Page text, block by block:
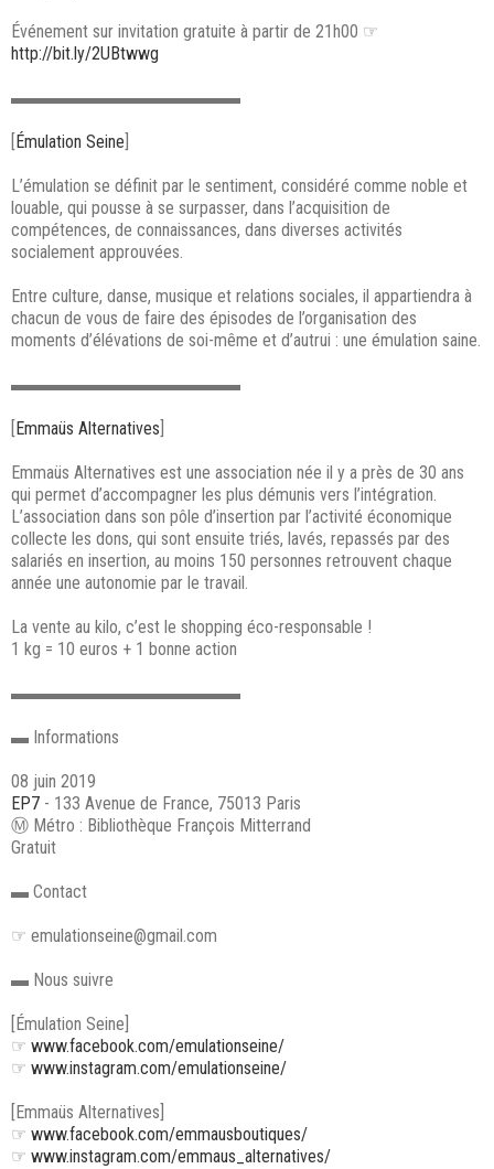
Événement sur invitation gratuite à partir de 21h00 ☞
http://bit.ly/2UBtwwg
▬▬▬▬▬▬▬▬▬▬▬▬▬
Émulation Seine
L’émulation se définit par le sentiment, considéré comme noble et
louable, qui pousse à se surpasser, dans l’acquisition de
compétences, de connaissances, dans diverses activités
socialement approuvées.
Entre culture, danse, musique et relations sociales, il appartiendra à
chacun de vous de faire des épisodes de l’organisation des
moments d’élévations de soi-même et d’autrui : une émulation saine.
▬▬▬▬▬▬▬▬▬▬▬▬▬
Emmaüs Alternatives
Emmaüs Alternatives est une association née il y a près de 30 ans
qui permet d’accompagner les plus démunis vers l’intégration.
L’association dans son pôle d’insertion par l’activité économique
collecte les dons, qui sont ensuite triés, lavés, repassés par des
salariés en insertion, au moins 150 personnes retrouvent chaque
année une autonomie par le travail.
La vente au kilo, c’est le shopping éco-responsable !
1 kg = 10 euros + 1 bonne action
▬▬▬▬▬▬▬▬▬▬▬▬▬
▬ Informations
08 juin 2019
EP7 - 133 Avenue de France, 75013 Paris
Ⓜ Métro : Bibliothèque François Mitterrand
Gratuit
▬ Contact
☞ emulationseine@gmail.com
▬ Nous suivre
[Émulation Seine]
☞ www.facebook.com/emulationseine/
☞ www.instagram.com/emulationseine/
[Emmaüs Alternatives]
☞ www.facebook.com/emmausboutiques/
☞ www.instagram.com/emmaus_alternatives/